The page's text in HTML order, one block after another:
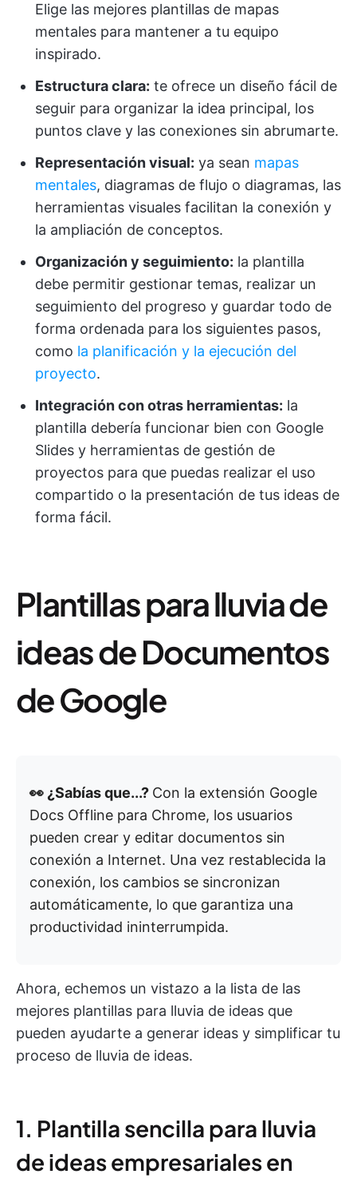
Elige las mejores plantillas de mapas
mentales para mantener a tu equipo
inspirado.
Estructura clara: te ofrece un diseño fácil de
seguir para organizar la idea principal, los
puntos clave y las conexiones sin abrumarte.
Representación visual: ya sean mapas
mentales, diagramas de flujo o diagramas, las
herramientas visuales facilitan la conexión y
la ampliación de conceptos.
Organización y seguimiento: la plantilla
debe permitir gestionar temas, realizar un
seguimiento del progreso y guardar todo de
forma ordenada para los siguientes pasos,
como la planificación y la ejecución del
proyecto.
Integración con otras herramientas: la
plantilla debería funcionar bien con Google
Slides y herramientas de gestión de
proyectos para que puedas realizar el uso
compartido o la presentación de tus ideas de
forma fácil.
Plantillas para lluvia de
ideas de Documentos
de Google
👀 ¿Sabías que...? Con la extensión Google
Docs Offline para Chrome, los usuarios
pueden crear y editar documentos sin
conexión a Internet. Una vez restablecida la
conexión, los cambios se sincronizan
automáticamente, lo que garantiza una
productividad ininterrumpida.
Ahora, echemos un vistazo a la lista de las
mejores plantillas para lluvia de ideas que
pueden ayudarte a generar ideas y simplificar tu
proceso de lluvia de ideas.
1. Plantilla sencilla para lluvia
de ideas empresariales en